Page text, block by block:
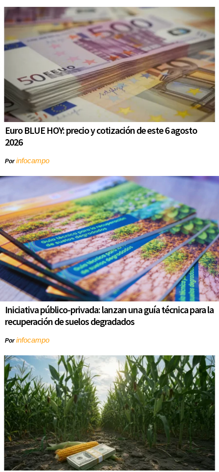
Euro BLUE HOY: precio y cotización de este 6 agosto
2026
Porinfocampo
Iniciativa público-privada: lanzan una guía técnica para la
recuperación de suelos degradados
Porinfocampo